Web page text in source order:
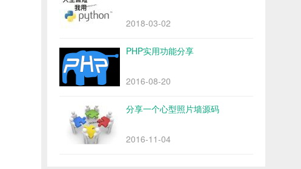
2018-03-02
PHP实用功能分享
2016-08-20
分享一个心型照片墙源码
2016-11-04